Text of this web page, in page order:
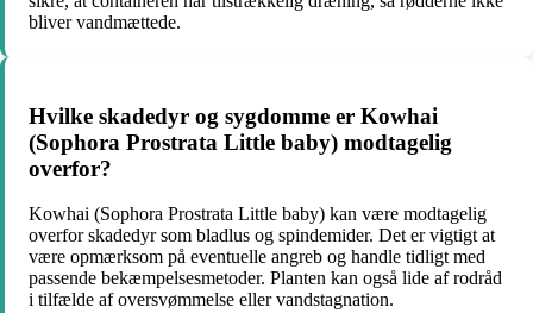
bliver vandmættede.
Hvilke skadedyr og sygdomme er Kowhai
(Sophora Prostrata Little baby) modtagelig
overfor?
Kowhai (Sophora Prostrata Little baby) kan være modtagelig
overfor skadedyr som bladlus og spindemider. Det er vigtigt at
være opmærksom på eventuelle angreb og handle tidligt med
passende bekæmpelsesmetoder. Planten kan også lide af rodråd
i tilfælde af oversvømmelse eller vandstagnation.